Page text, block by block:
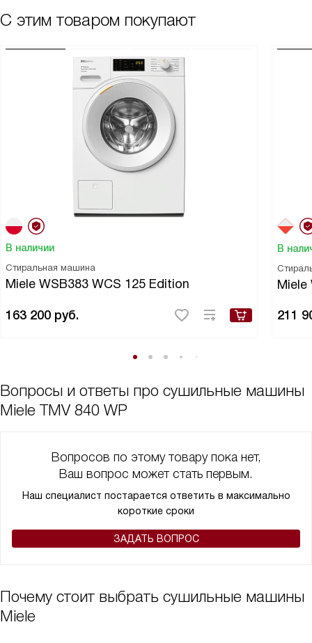
С этим товаром покупают
В наличии
Стиральная машина
Miele WSB383 WCS 125 Edition
163 200 руб.
В
Miele
211
Вопросы и ответы про сушильные машины
Miele TMV 840 WP
Вопросов по этому товару пока нет,
Ваш вопрос может стать первым.
Наш специалист постарается ответить в максимально
короткие сроки
ЗАДАТЬ ВОПРОС
Почему стоит выбрать сушильные машины
Miele